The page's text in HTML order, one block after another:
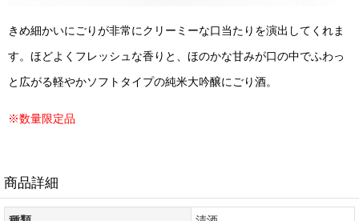
きめ細かいにごりが非常にクリーミーな口当たりを演出してくれま
す。ほどよくフレッシュな香りと、ほのかな甘みが口の中でふわっ
と広がる軽やかソフトタイプの純米大吟醸にごり酒。
※数量限定品
商品詳細